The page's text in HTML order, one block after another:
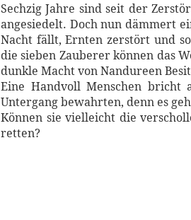
Sechzig Jahre sind seit der
angesiedelt. Doch nun dämmert
Nacht fällt, Ernten zerstört und
die sieben Zauberer können das
dunkle Macht von Nandureen
Eine Handvoll Menschen bricht
Untergang bewahrten, denn es
Können sie vielleicht die
retten?